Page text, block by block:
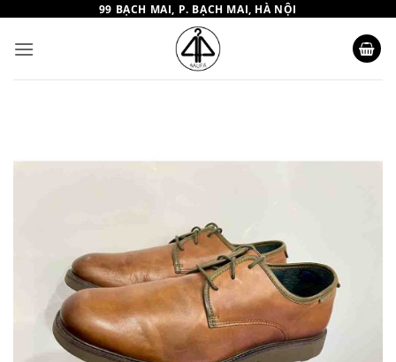
nội
dung
99 BẠCH MAI, P. BẠCH MAI, HÀ NỘI